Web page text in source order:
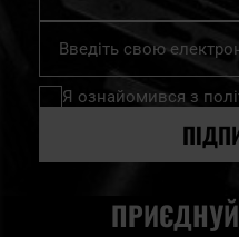
Підпишіться
нашу
розсилку
Я ознайомився з